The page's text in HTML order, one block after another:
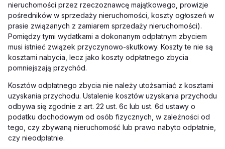
nieruchomości przez rzeczoznawcę majątkowego, prowizje
pośredników w sprzedaży nieruchomości, koszty ogłoszeń w
prasie związanych z zamiarem sprzedaży nieruchomości).
Pomiędzy tymi wydatkami a dokonanym odpłatnym zbyciem
musi istnieć związek przyczynowo-skutkowy. Koszty te nie są
kosztami nabycia, lecz jako koszty odpłatnego zbycia
pomniejszają przychód.
Kosztów odpłatnego zbycia nie należy utożsamiać z kosztami
uzyskania przychodu. Ustalenie kosztów uzyskania przychodu
odbywa się zgodnie z art. 22 ust. 6c lub ust. 6d ustawy o
podatku dochodowym od osób fizycznych, w zależności od
tego, czy zbywaną nieruchomość lub prawo nabyto odpłatnie,
czy nieodpłatnie.